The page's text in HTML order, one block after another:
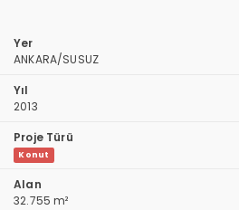
Yer
ANKARA/SUSUZ
Yıl
2013
Proje Türü
Konut
Alan
32.755 m²